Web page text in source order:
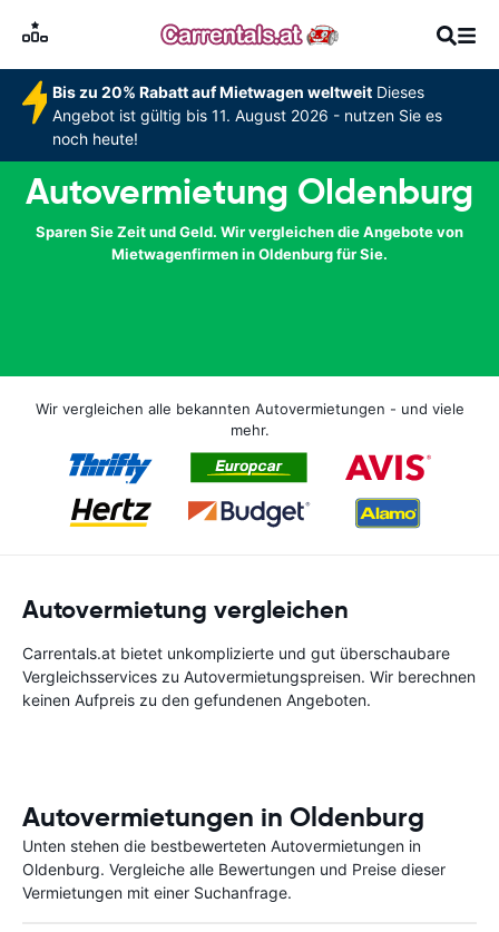
Bis zu 20% Rabatt auf Mietwagen weltweitDieses
Angebot ist gültig bis 11. August 2026 - nutzen Sie es
noch heute!
Autovermietung Oldenburg
Sparen Sie Zeit und Geld. Wir vergleichen die Angebote von
Mietwagenfirmen in Oldenburg für Sie.
Wir vergleichen alle bekannten Autovermietungen - und viele
mehr.
Autovermietung vergleichen
Carrentals.at bietet unkomplizierte und gut überschaubare
Vergleichsservices zu Autovermietungspreisen. Wir berechnen
keinen Aufpreis zu den gefundenen Angeboten.
Autovermietungen in Oldenburg
Unten stehen die bestbewerteten Autovermietungen in
Oldenburg. Vergleiche alle Bewertungen und Preise dieser
Vermietungen mit einer Suchanfrage.